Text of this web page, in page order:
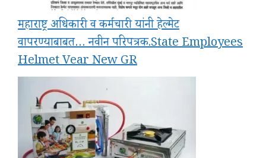
महाराष्ट्र अधिकारी व कर्मचारी यांनी हेल्मेट
वापरण्याबाबत… नवीन परिपत्रक.State Employees
Helmet Vear New GR